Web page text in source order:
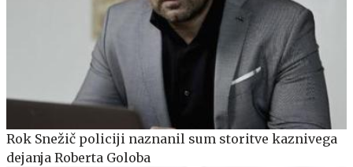
Rok Snežič policiji naznanil sum storitve kaznivega
dejanja Roberta Goloba